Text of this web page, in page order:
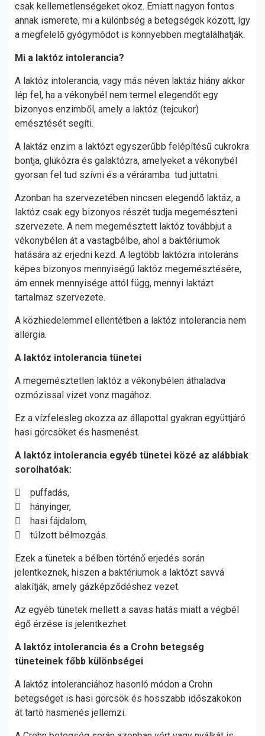
csak kellemetlenségeket okoz. Emiatt nagyon fontos
annak ismerete, mi a különbség a betegségek között, így
a megfelelő gyógymódot is könnyebben megtalálhatják.
Mi a laktóz intolerancia?
A laktóz intolerancia, vagy más néven laktáz hiány akkor
lép fel, ha a vékonybél nem termel elegendőt egy
bizonyos enzimből, amely a laktóz (tejcukor)
emésztését segíti.
A laktáz enzim a laktózt egyszerűbb felépítésű cukrokra
bontja, glükózra és galaktózra, amelyeket a vékonybél
gyorsan fel tud szívni és a véráramba tud juttatni.
Azonban ha szervezetében nincsen elegendő laktáz, a
laktóz csak egy bizonyos részét tudja megemészteni
szervezete. A nem megemésztett laktóz továbbjut a
vékonybélen át a vastagbélbe, ahol a baktériumok
hatására az erjedni kezd. A legtöbb laktózra intoleráns
képes bizonyos mennyiségű laktóz megemésztésére,
ám ennek mennyisége attól függ, mennyi laktázt
tartalmaz szervezete.
A közhiedelemmel ellentétben a laktóz intolerancia nem
allergia.
A laktóz intolerancia tünetei
A megemésztetlen laktóz a vékonybélen áthaladva
ozmózissal vizet vonz magához.
Ez a vízfelesleg okozza az állapottal gyakran együttjáró
hasi görcsöket és hasmenést.
A laktóz intolerancia egyéb tünetei közé az alábbiak
sorolhatóak:
 puffadás,
 hányinger,
 hasi fájdalom,
 túlzott bélmozgás.
Ezek a tünetek a bélben történő erjedés során
jelentkeznek, hiszen a baktériumok a laktózt savvá
alakítják, amely gázképződéshez vezet.
Az egyéb tünetek mellett a savas hatás miatt a végbél
égő érzése is jelentkezhet.
A laktóz intolerancia és a Crohn betegség
tüneteinek főbb különbségei
A laktóz intoleranciához hasonló módon a Crohn
betegséget is hasi görcsök és hosszabb időszakokon
át tartó hasmenés jellemzi.